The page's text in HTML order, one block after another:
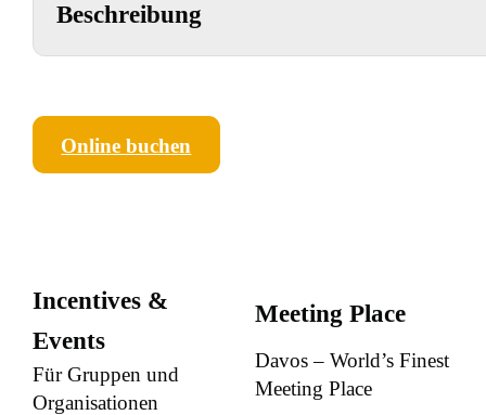
Beschreibung
Online buchen
Incentives &
Events
Für Gruppen und
Organisationen
Meeting Place
Davos – World’s Finest
Meeting Place